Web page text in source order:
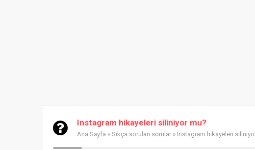
Instagram hikayeleri siliniyor mu?
Ana Sayfa » Sıkça sorulan sorular » Instagram hikayeleri